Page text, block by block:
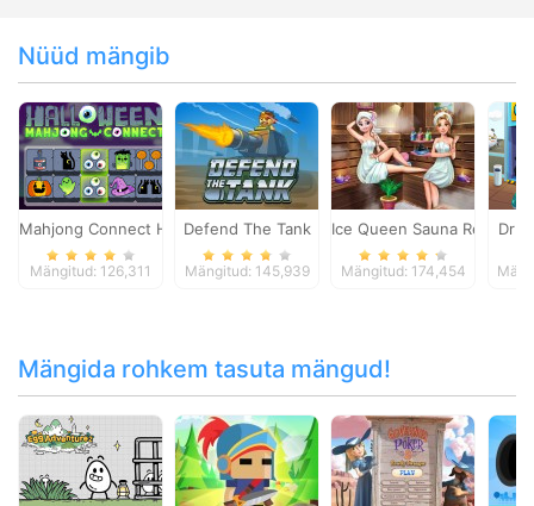
Nüüd mängib
Mahjong Connect Halloween
Mängitud: 126,311
Defend The Tank
Mängitud: 145,939
Ice Queen Sauna Realife
Mängitud: 174,454
Dr
Mängida rohkem tasuta mängud!